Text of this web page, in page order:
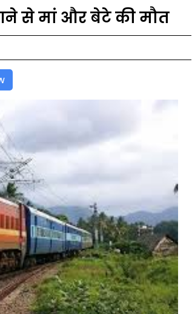
से मां और बेटे की मौत